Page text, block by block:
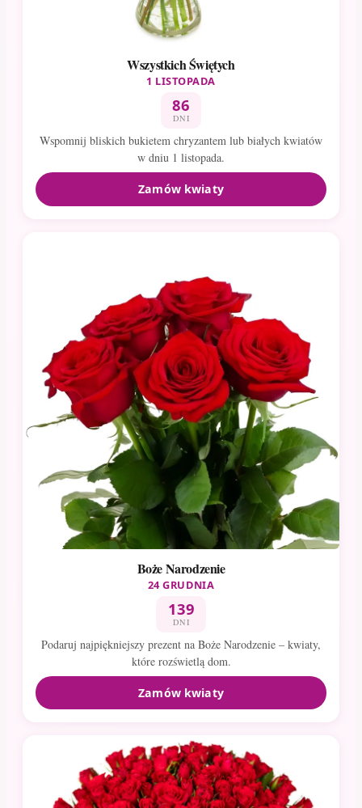
Wszystkich Świętych
1 LISTOPADA
86
DNI
Wspomnij bliskich bukietem chryzantem lub białych kwiatów
w dniu 1 listopada.
Zamów kwiaty
Boże Narodzenie
24 GRUDNIA
139
DNI
Podaruj najpiękniejszy prezent na Boże Narodzenie – kwiaty,
które rozświetlą dom.
Zamów kwiaty